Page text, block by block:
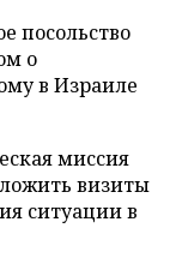
посольство
о
в Израиле
миссия
визиты
ситуации в